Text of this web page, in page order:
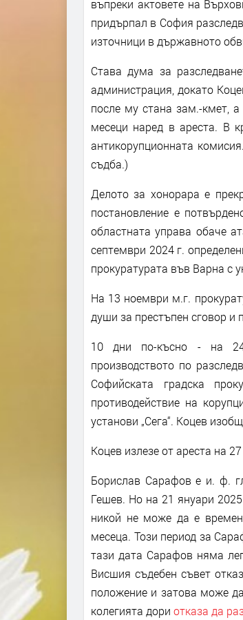
въпреки актовете на
придърпал в София
източници в държавното
Става дума за
администрация, докато
после му стана зам.-кмет,
месеци наред в ареста. В
антикорупционната
съдба.)
Делото за хонорара е
постановление е
областната управа обаче
септември 2024 г.
прокуратурата във Варна с
На 13 ноември м.г.
души за престъпен сговор и
10 дни по-късно - на 24
производството по
Софийската градска
противодействие на
установи „Сега“. Коцев
Коцев излезе от ареста на
Борислав Сарафов е и. ф.
Гешев. Но на 21 януари
никой не може да е
месеца. Този период за
тази дата Сарафов няма
Висшия съдебен съвет
положение и затова може
колегията дори отказа да